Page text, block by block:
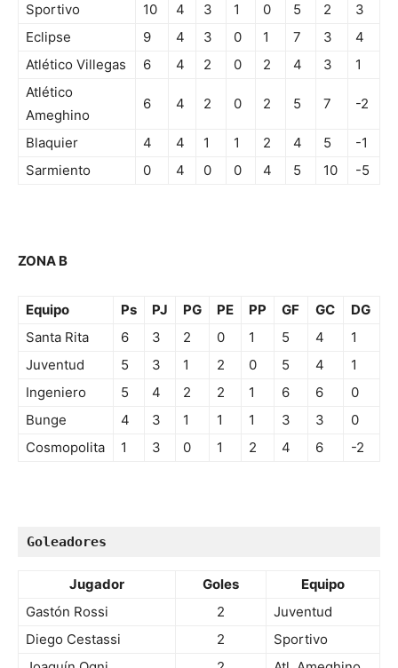
Sportivo
10 4 3 1 0 5 2
3
Eclipse
9 4 3 0 1 7 3
4
Atlético Villegas
6 4 2 0 2 4 3
1
Atlético
Ameghino
6 4 2 0 2 5 7 -2
Blaquier 4 4 1 1 2 4 5
-1
Sarmiento
0 4 0 0 4 5 10 -5
ZONA B
Equipo Ps PJ PG PE PP GF GC
DG
Santa Rita
6 3 2 0 1 5 4
1
Juventud
5 3 1 2 0 5 4
1
Ingeniero
5 4 2 2 1 6 6
0
Bunge
4 3 1 1 1 3 3
0
Cosmopolita
1 3 0 1 2 4 6 -2
Goleadores
Jugador Goles
Equipo
Gastón Rossi
2
Juventud
Diego Cestassi
2
Sportivo